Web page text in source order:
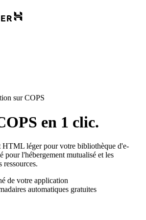
sur COPS
en 1 clic.
HTML léger pour votre bibliothèque d'e-
pour l'hébergement mutualisé et les
de votre application
automatiques gratuites